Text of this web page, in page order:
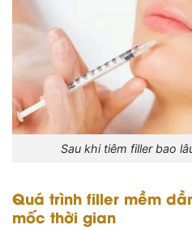
Sau khi tiêm filler bao
Quá trình filler mềm
mốc thời gian